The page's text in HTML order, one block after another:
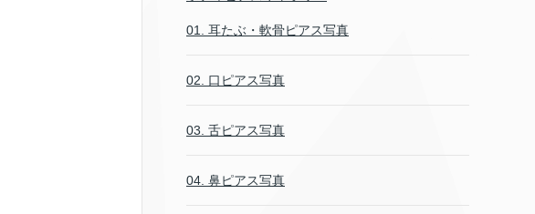
01. 耳たぶ・軟骨ピアス写真
02. 口ピアス写真
03. 舌ピアス写真
04. 鼻ピアス写真